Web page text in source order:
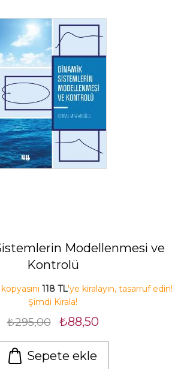
Modellenmesi ve
Kontrolü
118 TL'ye kiralayın, tasarruf edin!
Şimdi Kirala!
₺295,00 ₺88,50
Sepete ekle